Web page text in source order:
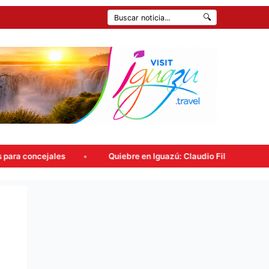
🔍
Quiebre en Iguazú: Claudio Filippa renunció a Encuentro